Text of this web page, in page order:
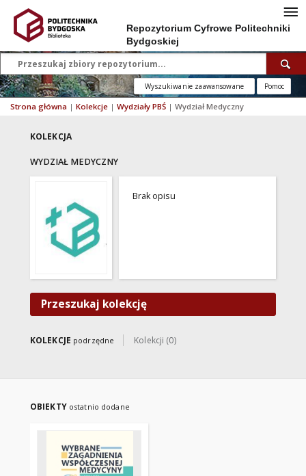
Repozytorium Cyfrowe Politechniki
Bydgoskiej
Wyszukiwanie zaawansowane Pomoc
Strona główna | Kolekcje | Wydziały PBŚ | Wydział Medyczny
KOLEKCJA
WYDZIAŁ MEDYCZNY
Brak opisu
Przeszukaj kolekcję
KOLEKCJE podrzędne Kolekcji (0)
OBIEKTY ostatnio dodane